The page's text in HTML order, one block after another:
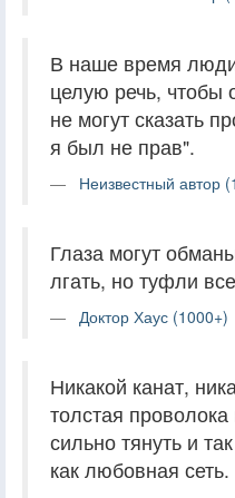
В наше время
целую речь, чтобы
не могут сказать
я был не прав".
Неизвестный автор
Глаза могут
лгать, но туфли
Доктор Хаус (1000+)
Никакой канат,
толстая
сильно тянуть и
как любовная сеть.